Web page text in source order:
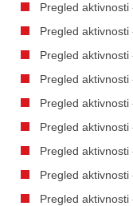
Pregled aktivnosti
Pregled aktivnosti
Pregled aktivnosti
Pregled aktivnosti
Pregled aktivnosti
Pregled aktivnosti
Pregled aktivnosti
Pregled aktivnosti
Pregled aktivnosti